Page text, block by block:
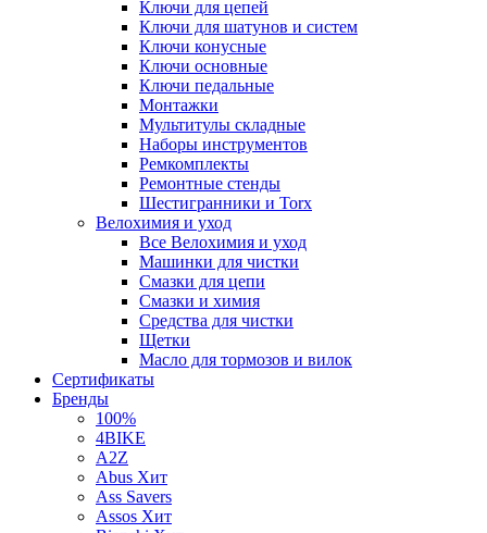
Ключи для цепей
Ключи для шатунов и систем
Ключи конусные
Ключи основные
Ключи педальные
Монтажки
Мультитулы складные
Наборы инструментов
Ремкомплекты
Ремонтные стенды
Шестигранники и Torx
Велохимия и уход
Все Велохимия и уход
Машинки для чистки
Смазки для цепи
Смазки и химия
Средства для чистки
Щетки
Масло для тормозов и вилок
Сертификаты
Бренды
100%
4BIKE
A2Z
Abus Хит
Ass Savers
Assos Хит